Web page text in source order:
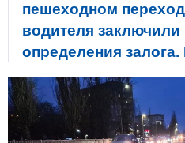
пешеходном
водителя заключили
определения